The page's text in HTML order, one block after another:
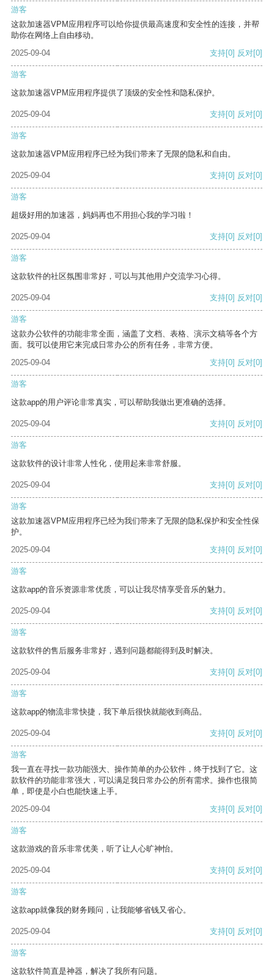
游客
这款加速器VPM应用程序可以给你提供最高速度和安全性的连接，并帮
助你在网络上自由移动。
2025-09-04
支持[0] 反对[0]
游客
这款加速器VPM应用程序提供了顶级的安全性和隐私保护。
2025-09-04 支持[0] 反对[0]
游客
这款加速器VPM应用程序已经为我们带来了无限的隐私和自由。
2025-09-04 支持[0] 反对[0]
游客
超级好用的加速器，妈妈再也不用担心我的学习啦！
2025-09-04 支持[0] 反对[0]
游客
这款软件的社区氛围非常好，可以与其他用户交流学习心得。
2025-09-04 支持[0] 反对[0]
游客
这款办公软件的功能非常全面，涵盖了文档、表格、演示文稿等各个方
面。我可以使用它来完成日常办公的所有任务，非常方便。
2025-09-04
支持[0] 反对[0]
游客
这款app的用户评论非常真实，可以帮助我做出更准确的选择。
2025-09-04 支持[0] 反对[0]
游客
这款软件的设计非常人性化，使用起来非常舒服。
2025-09-04 支持[0] 反对[0]
游客
这款加速器VPM应用程序已经为我们带来了无限的隐私保护和安全性保
护。
2025-09-04
支持[0] 反对[0]
游客
这款app的音乐资源非常优质，可以让我尽情享受音乐的魅力。
2025-09-04 支持[0] 反对[0]
游客
这款软件的售后服务非常好，遇到问题都能得到及时解决。
2025-09-04 支持[0] 反对[0]
游客
这款app的物流非常快捷，我下单后很快就能收到商品。
2025-09-04 支持[0] 反对[0]
游客
我一直在寻找一款功能强大、操作简单的办公软件，终于找到了它。这
款软件的功能非常强大，可以满足我日常办公的所有需求。操作也很简
单，即使是小白也能快速上手。
2025-09-04
支持[0] 反对[0]
游客
这款游戏的音乐非常优美，听了让人心旷神怡。
2025-09-04 支持[0] 反对[0]
游客
这款app就像我的财务顾问，让我能够省钱又省心。
2025-09-04 支持[0] 反对[0]
游客
这款软件简直是神器，解决了我所有问题。